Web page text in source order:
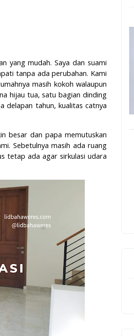
yang mudah. Saya dan suami
tanpa ada perubahan. Kami
masih kokoh walaupun
hijau tua, satu bagian dinding
delapan tahun, kualitas catnya
besar dan papa memutuskan
Sebetulnya masih ada ruang
tetap ada agar sirkulasi udara